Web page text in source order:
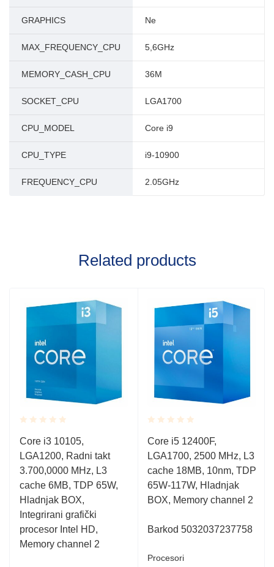
GRAPHICS Ne
MAX_FREQUENCY_CPU 5,6GHz
MEMORY_CASH_CPU 36M
SOCKET_CPU LGA1700
CPU_MODEL Core i9
CPU_TYPE i9-10900
FREQUENCY_CPU 2.05GHz
Related products
Rated
0.001
out
of
5
Core i3 10105,
LGA1200, Radni takt
3.700,0000 MHz, L3
cache 6MB, TDP 65W,
Hladnjak BOX,
Integrirani grafički
procesor Intel HD,
Memory channel 2
Rated
0.001
out
5
Core i5 12400F,
LGA1700, 2500 MHz, L3
cache 18MB, 10nm, TDP
65W-117W, Hladnjak
BOX, Memory channel 2
Barkod 5032037237758
Procesori